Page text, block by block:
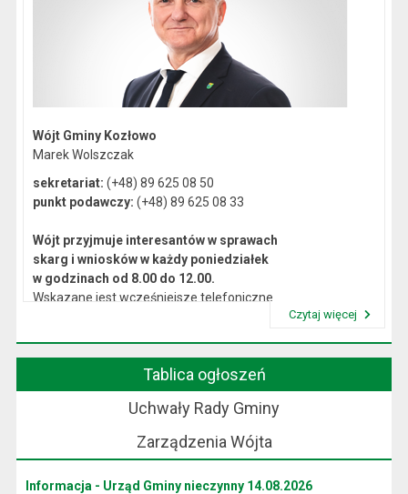
Wójt Gminy Kozłowo
Marek Wolszczak
sekretariat: (+48) 89 625 08 50
punkt podawczy: (+48) 89 625 08 33
Wójt przyjmuje interesantów w sprawach
skarg i wniosków w każdy poniedziałek
w godzinach od 8.00 do 12.00.
Wskazane jest wcześniejsze telefoniczne
Czytaj więcej
Tablica ogłoszeń
Uchwały Rady Gminy
Zarządzenia Wójta
Informacja - Urząd Gminy nieczynny 14.08.2026